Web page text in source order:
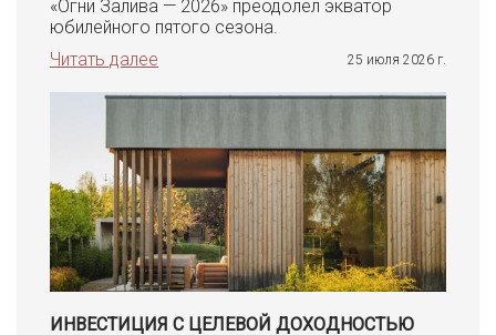
«Огни Залива — 2026» преодолел экватор
юбилейного пятого сезона.
Читать далее
25 июля 2026 г.
ИНВЕСТИЦИЯ С ЦЕЛЕВОЙ ДОХОДНОСТЬЮ